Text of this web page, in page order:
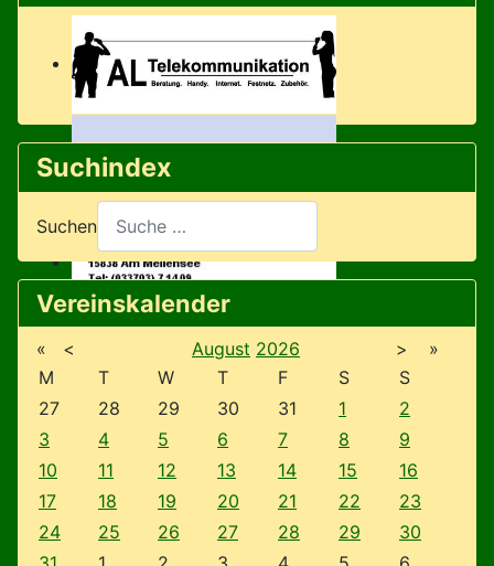
Suchindex
Suchen
Vereinskalender
« < August 2026 >
»
M
T W T F S
S
27
28 29 30 31 1
2
3
4 5 6 7 8
9
10
11 12 13 14 15
16
17
18 19 20 21 22
23
24
25 26 27 28 29
30